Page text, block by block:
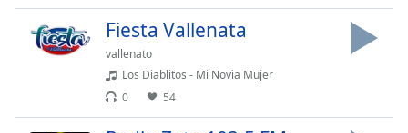
Background
Color
Fiesta Vallenata
vallenato
Los Diablitos - Mi Novia Mujer
0
54